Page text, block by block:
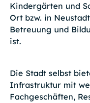
Kindergärten und
Ort bzw. in
Betreuung und
ist.
Die Stadt selbst
Infrastruktur mit
Fachgeschäften,